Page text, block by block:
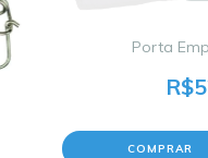
Porta
COMPRAR